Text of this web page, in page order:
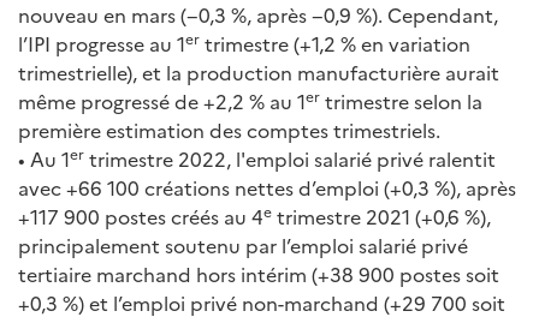
nouveau en mars (−0,3 %, après −0,9 %). Cependant,
l’IPI progresse au 1er trimestre (+1,2 % en variation
trimestrielle), et la production manufacturière aurait
même progressé de +2,2 % au 1er trimestre selon la
première estimation des comptes trimestriels.
• Au 1er trimestre 2022, l'emploi salarié privé ralentit
avec +66 100 créations nettes d’emploi (+0,3 %), après
+117 900 postes créés au 4e trimestre 2021 (+0,6 %),
principalement soutenu par l’emploi salarié privé
tertiaire marchand hors intérim (+38 900 postes soit
+0,3 %) et l’emploi privé non-marchand (+29 700 soit